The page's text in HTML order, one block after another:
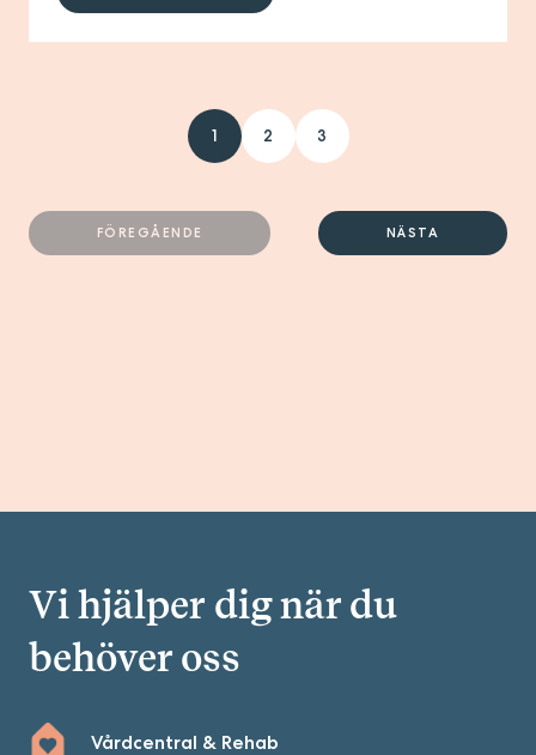
FÖREGÅENDE
1 2 3
NÄSTA
Vi hjälper dig när du
behöver oss
Vårdcentral & Rehab